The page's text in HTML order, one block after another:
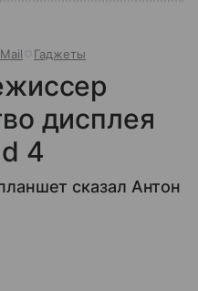
Гаджеты
дисплея
4
сказал Антон